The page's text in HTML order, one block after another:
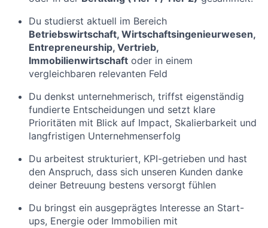
Du studierst aktuell im Bereich
Betriebswirtschaft, Wirtschaftsingenieurwesen,
Entrepreneurship, Vertrieb,
Immobilienwirtschaft oder in einem
vergleichbaren relevanten Feld
Du denkst unternehmerisch, triffst eigenständig
fundierte Entscheidungen und setzt klare
Prioritäten mit Blick auf Impact, Skalierbarkeit und
langfristigen Unternehmenserfolg
Du arbeitest strukturiert, KPI-getrieben und hast
den Anspruch, dass sich unseren Kunden danke
deiner Betreuung bestens versorgt fühlen
Du bringst ein ausgeprägtes Interesse an Start-
ups, Energie oder Immobilien mit